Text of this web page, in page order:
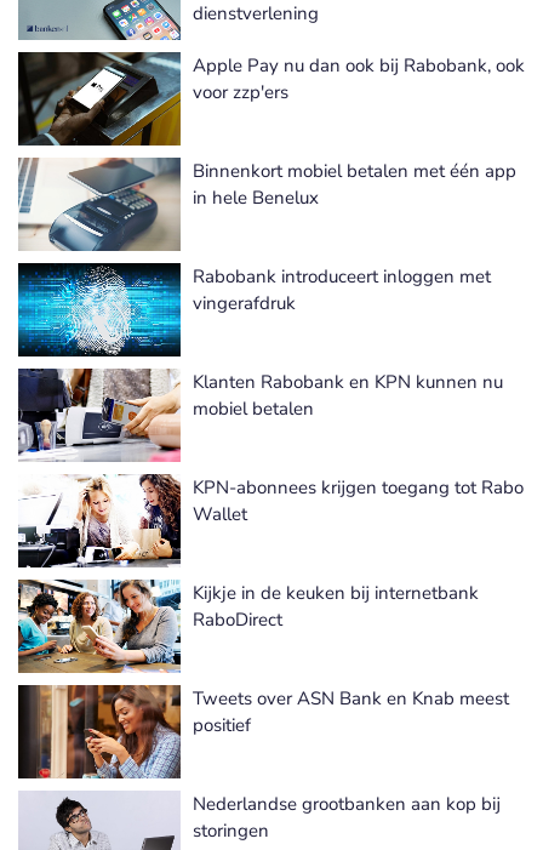
dienstverlening
Apple Pay nu dan ook bij Rabobank, ook
voor zzp'ers
Binnenkort mobiel betalen met één app
in hele Benelux
Rabobank introduceert inloggen met
vingerafdruk
Klanten Rabobank en KPN kunnen nu
mobiel betalen
KPN-abonnees krijgen toegang tot Rabo
Wallet
Kijkje in de keuken bij internetbank
RaboDirect
Tweets over ASN Bank en Knab meest
positief
Nederlandse grootbanken aan kop bij
storingen